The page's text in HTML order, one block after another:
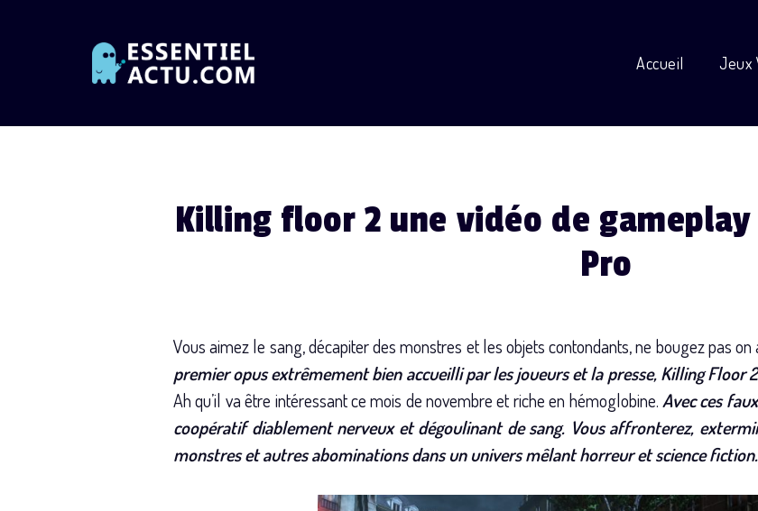
Accueil Jeux
Killing floor 2 une vidéo de
Pro
Vous aimez le sang, décapiter des monstres et les objets contondants, ne bougez pas
premier opus extrêmement bien accueilli par les joueurs et la presse, Killing Floor
Ah qu’il va être intéressant ce mois de novembre et riche en hémoglobine.Avec ces
coopératif diablement nerveux et dégoulinant de sang. Vous affronterez,
monstres et autres abominations dans un univers mêlant horreur et science fiction.